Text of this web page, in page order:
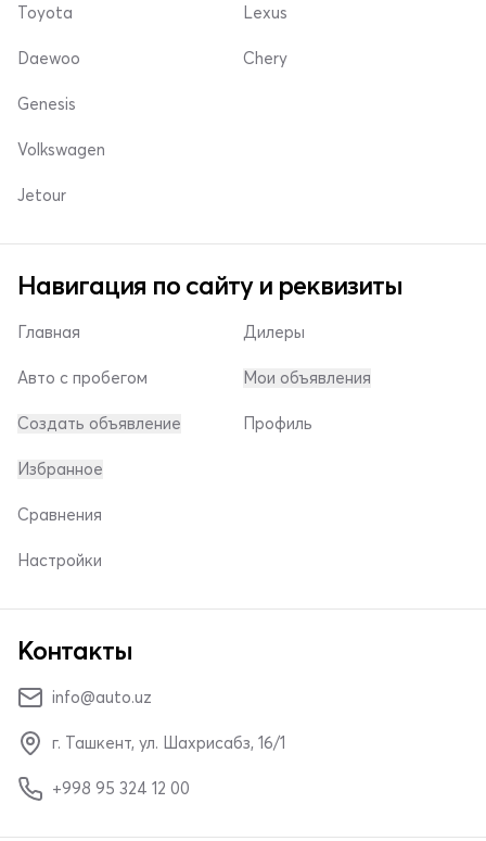
Toyota
Daewoo
Lexus
Chery
Genesis
Volkswagen
Jetour
Навигация по сайту и реквизиты
Главная
Авто с пробегом
Создать объявление
Дилеры
Мои объявления
Профиль
Избранное
Сравнения
Настройки
Контакты
info@auto.uz
г. Ташкент, ул. Шахрисабз, 16/1
+998 95 324 12 00